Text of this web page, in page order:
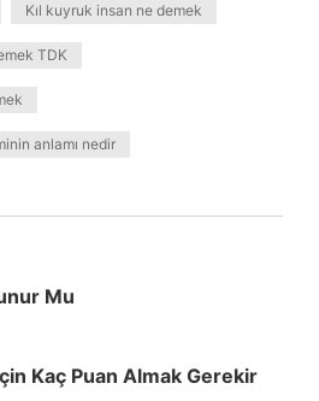
Kıl kuyruk insan ne demek
TDK
anlamı nedir
Mu
Kaç Puan Almak Gerekir